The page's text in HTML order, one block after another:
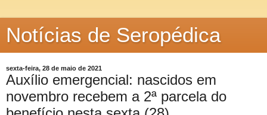
Notícias de Seropédica
sexta-feira, 28 de maio de 2021
Auxílio emergencial: nascidos em
novembro recebem a 2ª parcela do